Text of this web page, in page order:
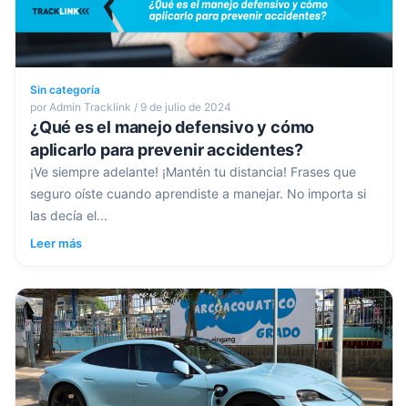
Sin categoría
por Admin Tracklink / 9 de julio de 2024
¿Qué es el manejo defensivo y cómo
aplicarlo para prevenir accidentes?
¡Ve siempre adelante! ¡Mantén tu distancia! Frases que
seguro oíste cuando aprendiste a manejar. No importa si
las decía el...
Leer más